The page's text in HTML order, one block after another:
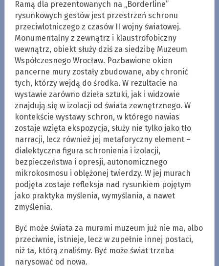
Ramą dla prezentowanych na „Borderline”
rysunkowych gestów jest przestrzeń schronu
przeciwlotniczego z czasów II wojny światowej.
Monumentalny z zewnątrz i klaustrofobiczny
wewnątrz, obiekt służy dziś za siedzibę Muzeum
Współczesnego Wrocław. Pozbawione okien
pancerne mury zostały zbudowane, aby chronić
tych, którzy wejdą do środka. W rezultacie na
wystawie zarówno dzieła sztuki, jak i widzowie
znajdują się w izolacji od świata zewnętrznego. W
kontekście wystawy schron, w którego nawias
zostaje wzięta ekspozycja, służy nie tylko jako tło
narracji, lecz również jej metaforyczny element –
dialektyczna figura schronienia i izolacji,
bezpieczeństwa i opresji, autonomicznego
mikrokosmosu i oblężonej twierdzy. W jej murach
podjęta zostaje refleksja nad rysunkiem pojętym
jako praktyka myślenia, wymyślania, a nawet
zmyślenia.
Być może świata za murami muzeum już nie ma, albo
przeciwnie, istnieje, lecz w zupełnie innej postaci,
niż ta, którą znaliśmy. Być może świat trzeba
narysować od nowa.